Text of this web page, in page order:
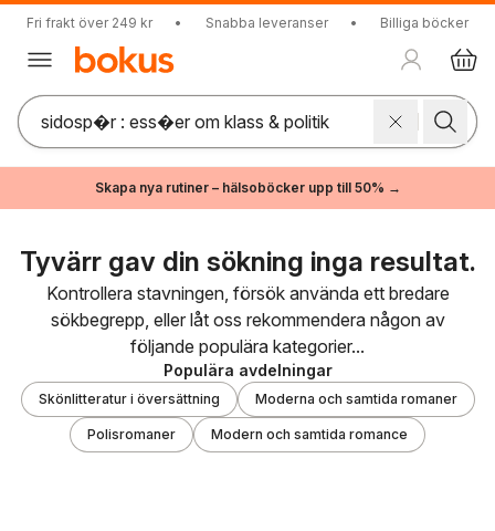
Fri frakt över 249 kr • Snabba leveranser • Billiga böcker
Skapa nya rutiner – hälsoböcker upp till 50% →
Tyvärr gav din sökning inga resultat.
Kontrollera stavningen, försök använda ett bredare
sökbegrepp, eller låt oss rekommendera någon av
följande populära kategorier...
Populära avdelningar
Skönlitteratur i översättning Moderna och samtida romaner
Polisromaner Modern och samtida romance